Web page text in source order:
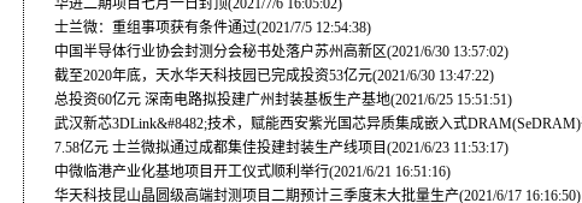
华进二期项目七月一日封顶(2021/7/6 16:05:02)
士兰微：重组事项获有条件通过(2021/7/5 12:54:38)
中国半导体行业协会封测分会秘书处落户苏州高新区(2021/6/30 13:57:02)
截至2020年底，天水华天科技园已完成投资53亿元(2021/6/30 13:47:22)
总投资60亿元 深南电路拟投建广州封装基板生产基地(2021/6/25 15:51:51)
武汉新芯3DLink&#8482;技术，赋能西安紫光国芯异质集成嵌入式
7.58亿元 士兰微拟通过成都集佳投建封装生产线项目 (2021/6/23 11:53:17)
中微临港产业化基地项目开工仪式顺利举行(2021/6/21 16:51:16)
华天科技昆山晶圆级高端封测项目二期预计三季度末大批量生产(2021/6/17 16:16:50)